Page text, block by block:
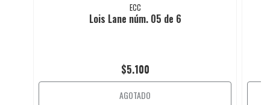
ECC
Lois Lane núm. 05 de 6
$5.100
AGOTADO